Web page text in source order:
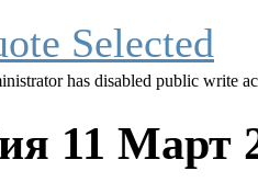
has disabled public write
11 Март